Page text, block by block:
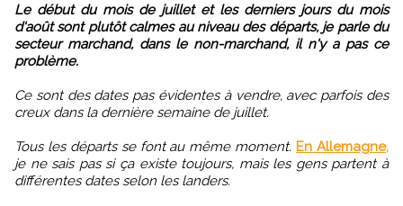
Le début du mois de juillet et les derniers jours du mois
d'août sont plutôt calmes au niveau des départs, je parle du
secteur marchand, dans le non-marchand, il n'y a pas ce
problème.
Ce sont des dates pas évidentes à vendre, avec parfois des
creux dans la dernière semaine de juillet.
Tous les départs se font au même moment. En Allemagne,
je ne sais pas si ça existe toujours, mais les gens partent à
différentes dates selon les landers.